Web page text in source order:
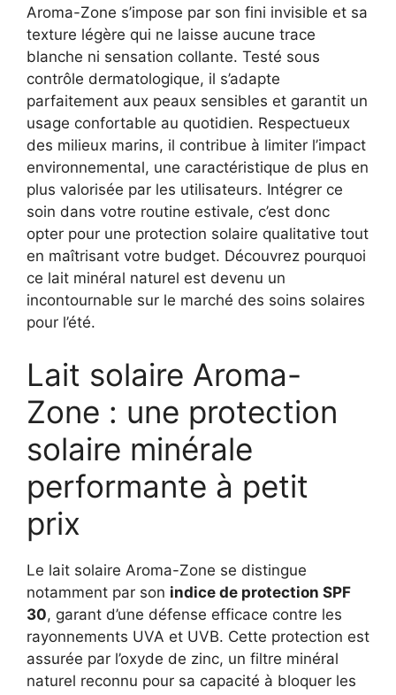
Aroma-Zone s’impose par son fini invisible et sa
texture légère qui ne laisse aucune trace
blanche ni sensation collante. Testé sous
contrôle dermatologique, il s’adapte
parfaitement aux peaux sensibles et garantit un
usage confortable au quotidien. Respectueux
des milieux marins, il contribue à limiter l’impact
environnemental, une caractéristique de plus en
plus valorisée par les utilisateurs. Intégrer ce
soin dans votre routine estivale, c’est donc
opter pour une protection solaire qualitative tout
en maîtrisant votre budget. Découvrez pourquoi
ce lait minéral naturel est devenu un
incontournable sur le marché des soins solaires
pour l’été.
Lait solaire Aroma-
Zone : une protection
solaire minérale
performante à petit
prix
Le lait solaire Aroma-Zone se distingue
notamment par son indice de protection SPF
30, garant d’une défense efficace contre les
rayonnements UVA et UVB. Cette protection est
assurée par l’oxyde de zinc, un filtre minéral
naturel reconnu pour sa capacité à bloquer les